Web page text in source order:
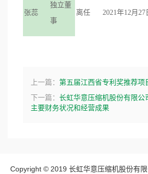
张蕊
独立董
事
离任 2021年12月27
上一篇： 第五届江西省专利奖推荐项
下一篇： 长虹华意压缩机股份有限公
主要财务状况和经营成果
Copyright © 2019 长虹华意压缩机股份有